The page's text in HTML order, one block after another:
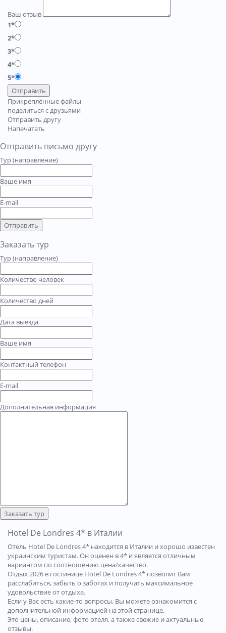
Ваш отзыв
1*
2*
3*
4*
5*
Отправить
Прикреплённые файлы
поделиться с друзьями
Отправить другу
Напечатать
Отправить письмо другу
Тур (направление)
Ваше имя
E-mail
Отправить
Заказать тур
Тур (направление)
Количество человек
Количество дней
Дата выезда
Ваше имя
Контактный телефон
E-mail
Дополнительная информация
Заказать тур
Hotel De Londres 4* в Италии
Отель Hotel De Londres 4* находится в Италии и хорошо известен
украинским туристам. Он оценен в 4* и является отличным
вариантом по соотношению цена/качество.
Отдых 2026 в гостинице Hotel De Londres 4* позволит Вам
расслабиться, забыть о заботах и получать максимальное
удовольствие от отдыха.
Если у Вас есть какие-то вопросы, Вы можете ознакомится с
дополнительной информацией на этой странице.
Это цены, описание, фото отеля, а также свежие и актуальные
отзывы.